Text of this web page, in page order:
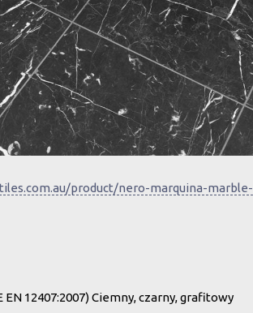
product/nero-marquina-marble-
EN 12407:2007) Ciemny, czarny, grafitowy